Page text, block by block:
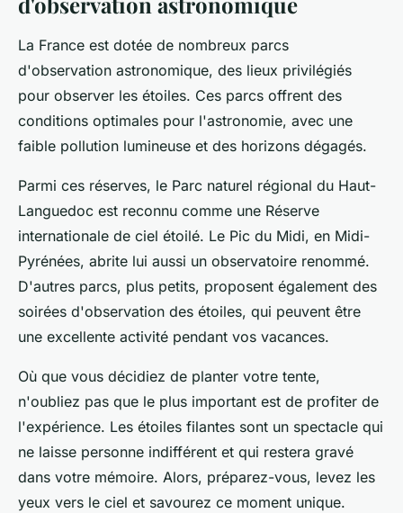
La France est dotée de nombreux parcs
d'observation astronomique, des lieux privilégiés
pour observer les étoiles. Ces parcs offrent des
conditions optimales pour l'astronomie, avec une
faible pollution lumineuse et des horizons dégagés.
Parmi ces réserves, le Parc naturel régional du Haut-
Languedoc est reconnu comme une Réserve
internationale de ciel étoilé. Le Pic du Midi, en Midi-
Pyrénées, abrite lui aussi un observatoire renommé.
D'autres parcs, plus petits, proposent également des
soirées d'observation des étoiles, qui peuvent être
une excellente activité pendant vos vacances.
Où que vous décidiez de planter votre tente,
n'oubliez pas que le plus important est de profiter de
l'expérience. Les étoiles filantes sont un spectacle qui
ne laisse personne indifférent et qui restera gravé
dans votre mémoire. Alors, préparez-vous, levez les
yeux vers le ciel et savourez ce moment unique.